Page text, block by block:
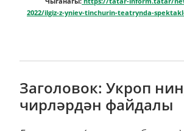
авыруыннан укроп үләне
булыша: 1 аш кашыгы киптереп